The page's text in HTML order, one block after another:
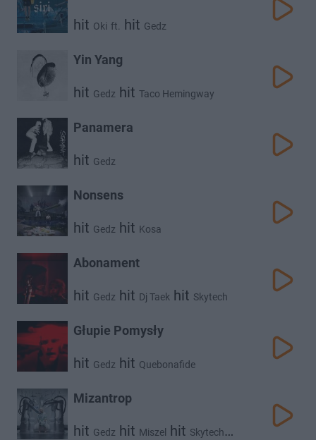
hit Oki ft. hit Gedz
Yin Yang
hit Gedz hit Taco Hemingway
Panamera
hit Gedz
Nonsens
hit Gedz hit Kosa
Abonament
hit Gedz hit Dj Taek hit Skytech
Głupie Pomysły
hit Gedz hit Quebonafide
Mizantrop
hit Gedz hit Miszel hit Skytech